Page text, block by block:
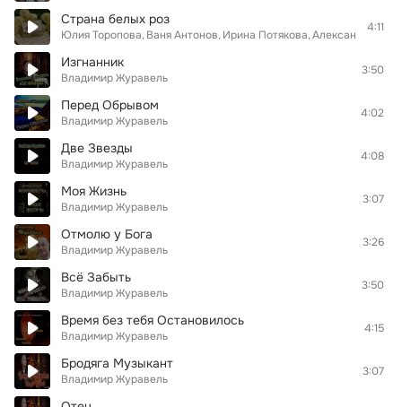
Страна белых роз
Юлия Торопова Ваня Антонов Ирина Потякова Александр ШАТО
4:11
Изгнанник
Владимир Журавель
3:50
Перед Обрывом
Владимир Журавель
4:02
Две Звезды
Владимир Журавель
4:08
Моя Жизнь
Владимир Журавель
3:07
Отмолю у Бога
Владимир Журавель
3:26
Всё Забыть
Владимир Журавель
3:50
Время без тебя Остановилось
Владимир Журавель
4:15
Бродяга Музыкант
Владимир Журавель
3:07